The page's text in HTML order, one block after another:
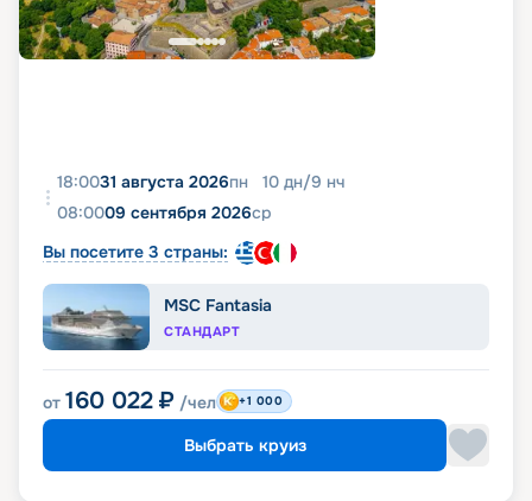
18:0031 августа 2026пн 10 дн/9 нч
08:0009 сентября 2026ср
Вы посетите 3 страны:
MSC Fantasia
СТАНДАРТ
от 160 022 ₽ /чел +1 000
Выбрать круиз